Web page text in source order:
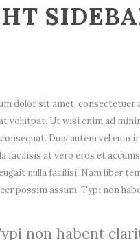
dolor sit amet, consectetuer
volutpat. Ut wisi enim ad
Duis autem vel eum
facilisis at vero eros et
nulla facilisi. Nam liber
possim assum. Typi non
non habent